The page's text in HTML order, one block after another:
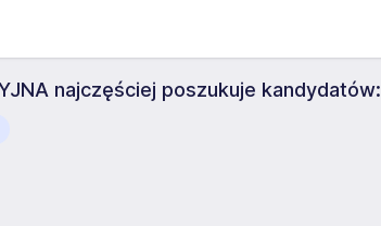
najczęściej poszukuje kandydatów: